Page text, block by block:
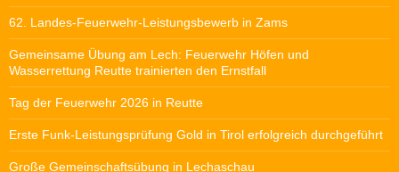
62. Landes-Feuerwehr-Leistungsbewerb in Zams
Gemeinsame Übung am Lech: Feuerwehr Höfen und
Wasserrettung Reutte trainierten den Ernstfall
Tag der Feuerwehr 2026 in Reutte
Erste Funk-Leistungsprüfung Gold in Tirol erfolgreich durchgeführt
Große Gemeinschaftsübung in Lechaschau